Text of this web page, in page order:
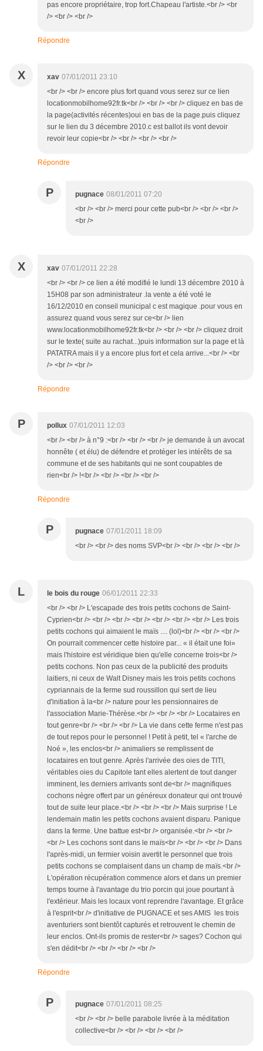
pas encore propriétaire, trop fort.Chapeau l'artiste.<br /> <br
/> <br /> <br />
Répondre
X xav 07/01/2011 23:10
<br /> <br /> encore plus fort quand vous serez sur ce lien
locationmobilhome92fr.tk<br /> <br /> <br /> cliquez en bas de
la page(activités récentes)oui en bas de la page.puis cliquez
sur le lien du 3 décembre 2010.c est ballot ils vont devoir
revoir leur copie<br /> <br /> <br /> <br />
Répondre
P pugnace 08/01/2011 07:20
<br /> <br /> merci pour cette pub<br /> <br /> <br />
<br />
X xav 07/01/2011 22:28
<br /> <br /> ce lien a été modifié le lundi 13 décembre 2010 à
15H08 par son administrateur .la vente a été voté le
16/12/2010 en conseil municipal c est magique .pour vous en
assurez quand vous serez sur ce<br /> lien
www.locationmobilhome92fr.tk<br /> <br /> <br /> cliquez droit
sur le texte( suite au rachat...)puis information sur la page et là
PATATRA mais il y a encore plus fort et cela arrive...<br /> <br
/> <br /> <br />
Répondre
P pollux 07/01/2011 12:03
<br /> <br /> à n°9 :<br /> <br /> <br /> je demande à un avocat
honnête ( et élu) de défendre et protéger les intérêts de sa
commune et de ses habitants qui ne sont coupables de
rien<br /> !<br /> <br /> <br /> <br />
Répondre
P pugnace 07/01/2011 18:09
<br /> <br /> des noms SVP<br /> <br /> <br /> <br />
L le bois du rouge 06/01/2011 22:33
<br /> <br /> L'escapade des trois petits cochons de Saint-
Cyprien<br /> <br /> <br /> <br /> <br /> <br /> <br /> Les trois
petits cochons qui aimaient le maïs .... (lol)<br /> <br /> <br />
On pourrait commencer cette histoire par... « il était une foi»
mais l'histoire est véridique bien qu'elle concerne trois<br />
petits cochons. Non pas ceux de la publicité des produits
laitiers, ni ceux de Walt Disney mais les trois petits cochons
cypriannais de la ferme sud roussillon qui sert de lieu
d'initiation à la<br /> nature pour les pensionnaires de
l'association Marie-Thérèse.<br /> <br /> <br /> Locataires en
tout genre<br /> <br /> <br /> La vie dans cette ferme n'est pas
de tout repos pour le personnel ! Petit à petit, tel « l'arche de
Noé », les enclos<br /> animaliers se remplissent de
locataires en tout genre. Après l'arrivée des oies de TITI,
véritables oies du Capitole tant elles alertent de tout danger
imminent, les derniers arrivants sont de<br /> magnifiques
cochons nègre offert par un généreux donateur qui ont trouvé
tout de suite leur place.<br /> <br /> <br /> Mais surprise ! Le
lendemain matin les petits cochons avaient disparu. Panique
dans la ferme. Une battue est<br /> organisée.<br /> <br />
<br /> Les cochons sont dans le maïs<br /> <br /> <br /> Dans
l'après-midi, un fermier voisin avertit le personnel que trois
petits cochons se complaisent dans un champ de maïs.<br />
L'opération récupération commence alors et dans un premier
temps tourne à l'avantage du trio porcin qui joue pourtant à
l'extérieur. Mais les locaux vont reprendre l'avantage. Et grâce
à l'esprit<br /> d'initiative de PUGNACE et ses AMIS les trois
aventuriers sont bientôt capturés et retrouvent le chemin de
leur enclos. Ont-ils promis de rester<br /> sages? Cochon qui
s'en dédit<br /> <br /> <br /> <br />
Répondre
P pugnace 07/01/2011 08:25
<br /> <br /> belle parabole livrée à la méditation
collective<br /> <br /> <br /> <br />